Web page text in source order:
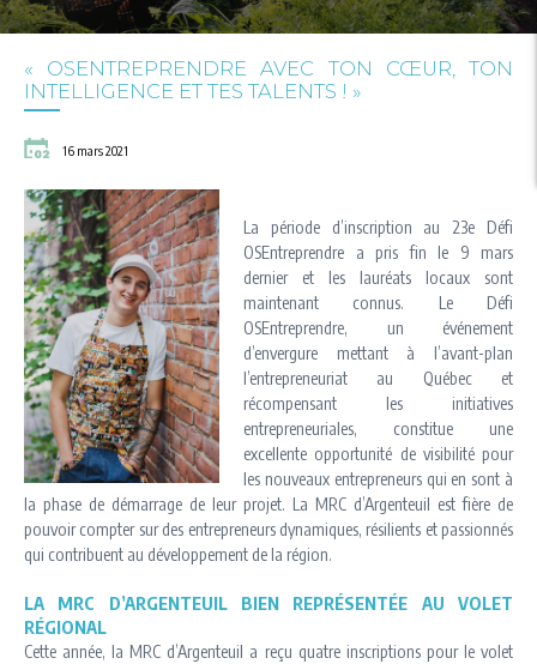
« OSENTREPRENDRE AVEC TON CŒUR, TON
INTELLIGENCE ET TES TALENTS ! »
16 mars 2021
La période d’inscription au 23e Défi
OSEntreprendre a pris fin le 9 mars
dernier et les lauréats locaux sont
maintenant connus. Le Défi
OSEntreprendre, un événement
d’envergure mettant à l’avant-plan
l’entrepreneuriat au Québec et
récompensant les initiatives
entrepreneuriales, constitue une
excellente opportunité de visibilité pour
les nouveaux entrepreneurs qui en sont à
la phase de démarrage de leur projet. La MRC d’Argenteuil est fière de
pouvoir compter sur des entrepreneurs dynamiques, résilients et passionnés
qui contribuent au développement de la région.
LA MRC D’ARGENTEUIL BIEN REPRÉSENTÉE AU VOLET
RÉGIONAL
Cette année, la MRC d’Argenteuil a reçu quatre inscriptions pour le volet